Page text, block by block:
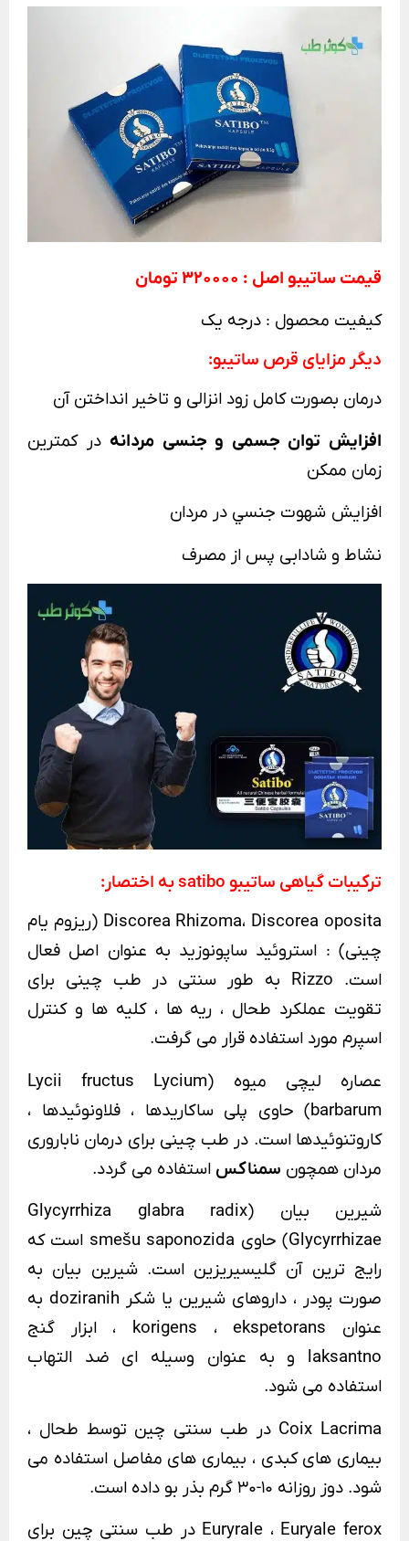
قیمت ساتیبو اصل : 320000 تومان
کیفیت محصول : درجه یک
دیگر مزایای قرص ساتیبو:
درمان بصورت کامل زود انزالی و تاخیر انداختن آن
افزایش توان جسمی و جنسی مردانه در کمترین
زمان ممکن
افزايش شهوت جنسي در مردان
نشاط و شادابی پس از مصرف
ترکیبات گیاهی ساتیبو satiboبه اختصار:
Discorea Rhizoma، Discorea oposita (ریزوم یام
چینی) : استروئید ساپونوزید به عنوان اصل فعال
است. Rizzo به طور سنتی در طب چینی برای
تقویت عملکرد طحال ، ریه ها ، کلیه ها و کنترل
اسپرم مورد استفاده قرار می گرفت.
عصاره لیچی میوه (Lycii fructus Lycium
barbarum) حاوی پلی ساکاریدها ، فلاونوئیدها ،
کاروتنوئیدها است. در طب چینی برای درمان ناباروری
مردان همچون سمناکس استفاده می گردد.
شیرین بیان (Glycyrrhiza glabra radix
Glycyrrhizae) حاوی smešu saponozida است که
رایج ترین آن گلیسیریزین است. شیرین بیان به
صورت پودر ، داروهای شیرین یا شکر doziranih به
عنوان korigens ، ekspetorans ، ابزار گنج
laksantno و به عنوان وسیله ای ضد التهاب
استفاده می شود.
Coix Lacrima در طب سنتی چین توسط طحال ،
بیماری های کبدی ، بیماری های مفاصل استفاده می
شود. دوز روزانه 10-30 گرم بذر بو داده است.
Euryrale ، Euryale ferox در طب سنتی چین برای